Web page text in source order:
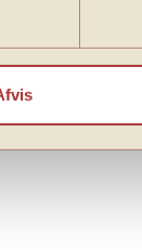
sjove dyr,